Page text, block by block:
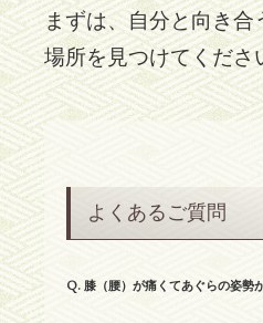
まずは、自分と向き
場所を見つけてくださ
よくあるご質問
Q. 膝（腰）が痛くてあぐらの姿勢